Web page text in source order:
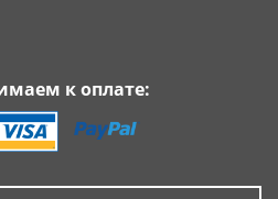
к оплате: